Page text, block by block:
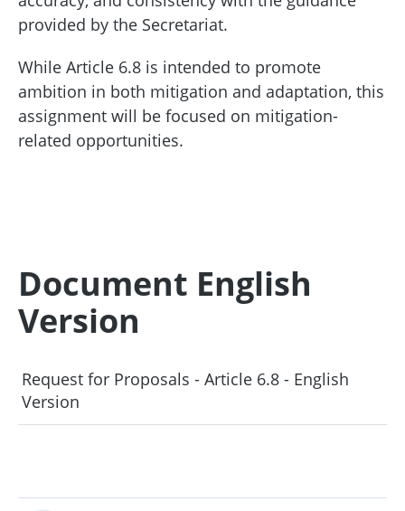
provided by the Secretariat.
While Article 6.8 is intended to promote
ambition in both mitigation and adaptation, this
assignment will be focused on mitigation-
related opportunities.
Document English
Version
Request for Proposals - Article 6.8 - English
Version